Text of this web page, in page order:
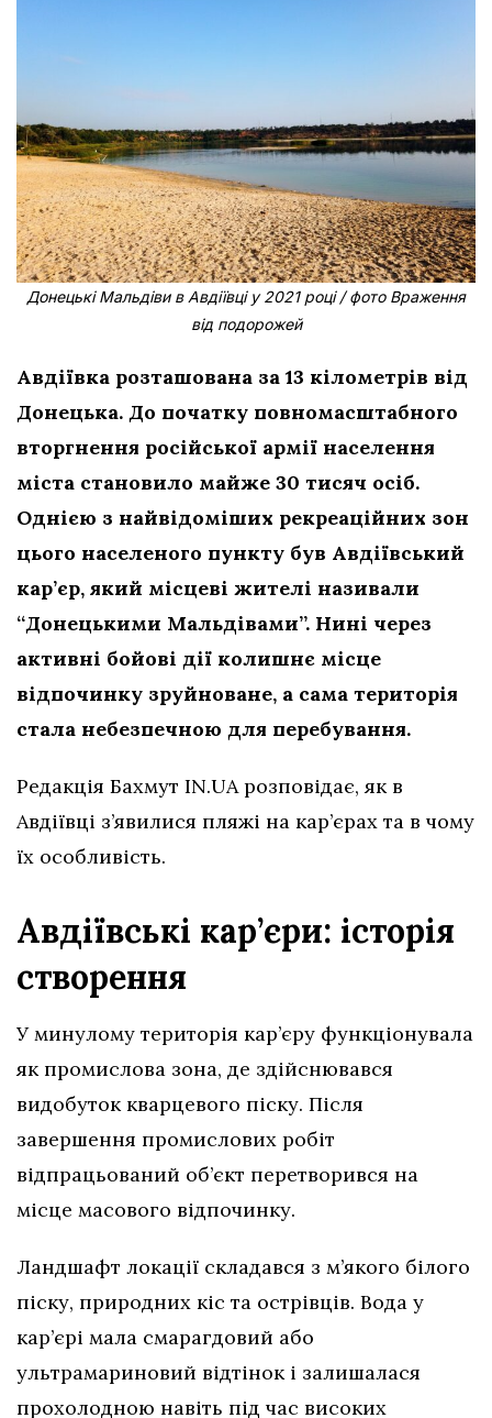
Донецькі Мальдіви в Авдіївці у 2021 році / фото Враження
від подорожей
Авдіївка розташована за 13 кілометрів від
Донецька. До початку повномасштабного
вторгнення російської армії населення
міста становило майже 30 тисяч осіб.
Однією з найвідоміших рекреаційних зон
цього населеного пункту був Авдіївський
кар’єр, який місцеві жителі називали
“Донецькими Мальдівами”. Нині через
активні бойові дії колишнє місце
відпочинку зруйноване, а сама територія
стала небезпечною для перебування.
Редакція Бахмут IN.UA розповідає, як в
Авдіївці з’явилися пляжі на кар’єрах та в чому
їх особливість.
Авдіївські кар’єри: історія
створення
У минулому територія кар’єру функціонувала
як промислова зона, де здійснювався
видобуток кварцевого піску. Після
завершення промислових робіт
відпрацьований об’єкт перетворився на
місце масового відпочинку.
Ландшафт локації складався з м’якого білого
піску, природних кіс та острівців. Вода у
кар’єрі мала смарагдовий або
ультрамариновий відтінок і залишалася
прохолодною навіть під час високих